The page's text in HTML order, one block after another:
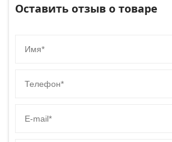
Оставить отзыв о товаре